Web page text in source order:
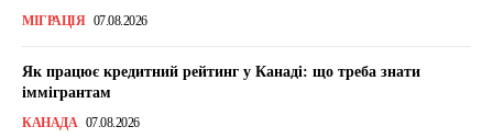
МІГРАЦІЯ 07.08.2026
Як працює кредитний рейтинг у Канаді: що треба знати
іммігрантам
КАНАДА 07.08.2026